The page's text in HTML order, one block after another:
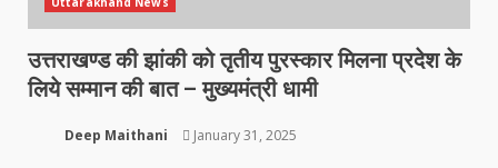
उत्तराखण्ड की झांकी को तृतीय पुरस्कार मिलना प्रदेश के
लिये सम्मान की बात – मुख्यमंत्री धामी
Deep Maithani January 31, 2025